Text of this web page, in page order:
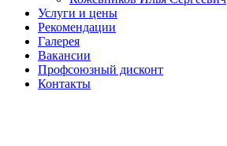
Услуги и цены
Рекомендации
Галерея
Вакансии
Профсоюзный дисконт
Контакты